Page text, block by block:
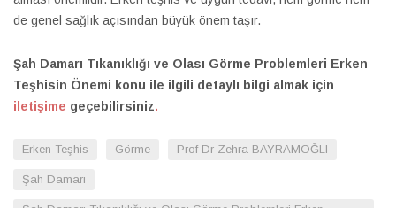
de genel sağlık açısından büyük önem taşır.
Şah Damarı Tıkanıklığı ve Olası Görme Problemleri Erken
Teşhisin Önemi konu ile ilgili detaylı bilgi almak için
iletişime geçebilirsiniz.
Erken Teşhis Görme Prof Dr Zehra BAYRAMOĞLI
Şah Damarı